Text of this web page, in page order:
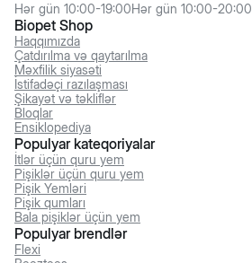
Biopet Shop
Haqqımızda
Çatdırılma və qaytarılma
Məxfilik siyasəti
İstifadəçi razılaşması
Şikayət və təkliflər
Bloqlar
Ensiklopediya
Hər gün 10:00-19:00Hər gün 10:00-20:00
Populyar kateqoriyalar
İtlər üçün quru yem
Pişiklər üçün quru yem
Pişik Yemləri
Pişik qumları
Bala pişiklər üçün yem
Populyar brendlər
Flexi